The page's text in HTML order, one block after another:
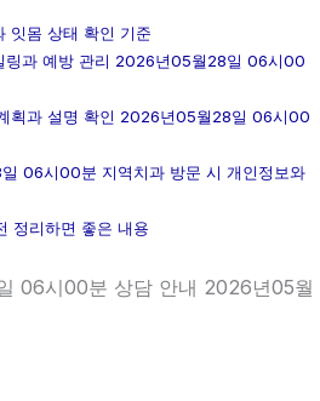
잇몸 상태 확인 기준
링과 예방 관리 2026년05월28일 06시00
획과 설명 확인 2026년05월28일 06시00
06시00분 지역치과 방문 시 개인정보와
정리하면 좋은 내용
06시00분 상담 안내 2026년05월